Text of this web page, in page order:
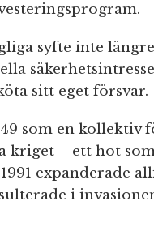
syfte inte längre
sitt eget försvar.
som en kollektiv
kriget – ett hot
expanderade
i